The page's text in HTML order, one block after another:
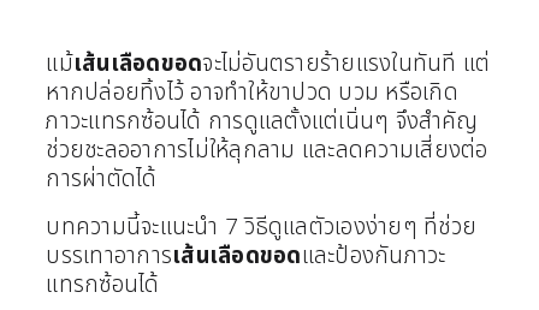
แม้เส้นเลือดขอดจะไม่อันตรายร้ายแรงในทันที แต่
หากปล่อยทิ้งไว้ อาจทำให้ขาปวด บวม หรือเกิด
ภาวะแทรกซ้อนได้ การดูแลตั้งแต่เนิ่นๆ จึงสำคัญ
ช่วยชะลออาการไม่ให้ลุกลาม และลดความเสี่ยงต่อ
การผ่าตัดได้
บทความนี้จะแนะนำ 7 วิธีดูแลตัวเองง่ายๆ ที่ช่วย
บรรเทาอาการเส้นเลือดขอดและป้องกันภาวะ
แทรกซ้อนได้